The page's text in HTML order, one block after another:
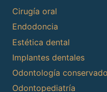
Cirugía oral
Endodoncia
Estética dental
Implantes dentales
Odontología
Odontopediatría